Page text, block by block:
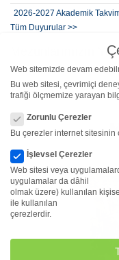
2026-2027 Akademik
2026-2027 Öğretim Yılı
Başvuru Şartları ve Takvimi
Başvuru Şartları ve Takvimi
Tüm Duyurular >>
Mezunlarımızın
Web sitemizde devam
Bu web sitesi, çevrimiçi
trafiği ölçmemize yarayan
Zorunlu Çerezler
Bu çerezler internet sitesinin
İşlevsel Çerezler
Web sitesi veya
uygulamalar da dâhil
olmak üzere) kullanılan
ile kullanılan
çerezlerdir.